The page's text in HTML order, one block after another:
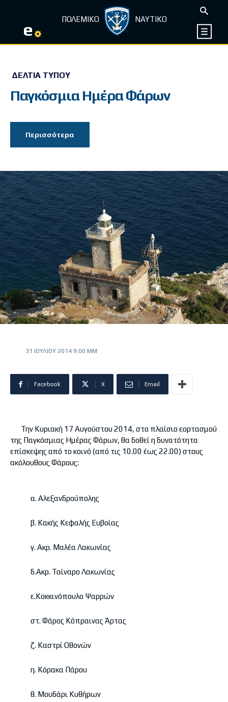
e ΠΟΛΕΜΙΚΟ ΝΑΥΤΙΚΟ
ΔΕΛΤΊΑ ΤΎΠΟΥ
Παγκόσμια Ημέρα Φάρων
Περισσότερα
31 ΙΟΥΛΊΟΥ 2014 9:00 ΜΜ
Facebook X Email
Την Κυριακή 17 Αυγούστου 2014, στο πλαίσιο εορτασμού
της Παγκόσμιας Ημέρας Φάρων, θα δοθεί η δυνατότητα
επίσκεψης από το κοινό (από τις 10.00 έως 22.00) στους
ακόλουθους Φάρους:
α. Αλεξανδρούπολης
β. Κακής Κεφαλής Ευβοίας
γ. Ακρ. Μαλέα Λακωνίας
δ.Ακρ. Ταίναρο Λακωνίας
ε.Κοκκινόπουλο Ψαρρών
στ. Φάρος Κόπραινας Άρτας
ζ. Καστρί Οθονών
η. Κόρακα Πάρου
θ. Μουδάρι Κυθήρων